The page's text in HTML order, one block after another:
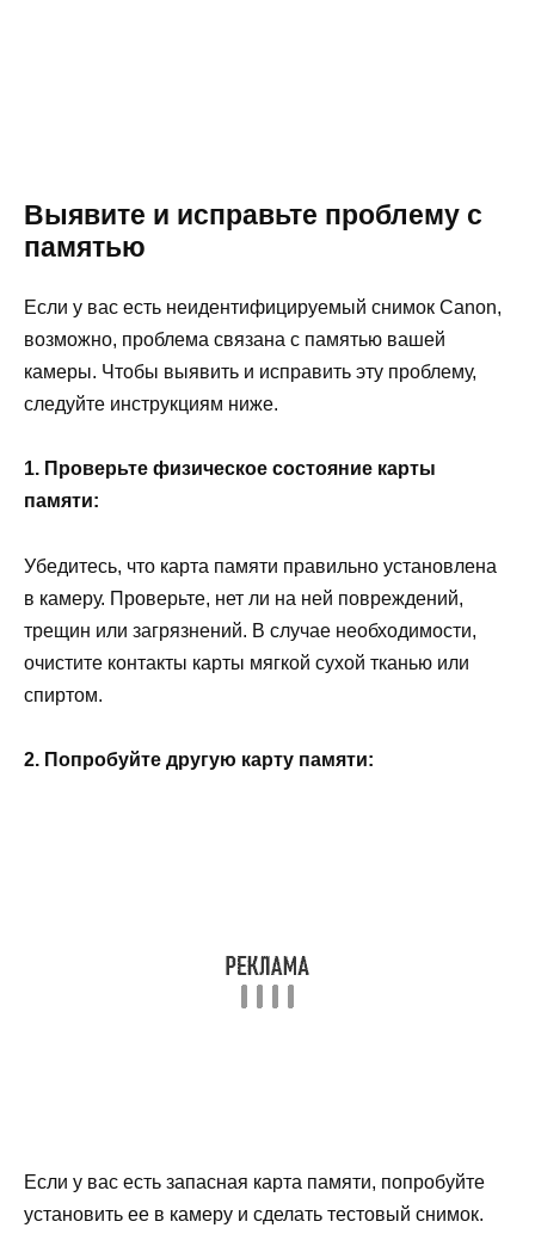
Выявите и исправьте проблему с
памятью
Если у вас есть неидентифицируемый снимок Canon,
возможно, проблема связана с памятью вашей
камеры. Чтобы выявить и исправить эту проблему,
следуйте инструкциям ниже.
1. Проверьте физическое состояние карты
памяти:
Убедитесь, что карта памяти правильно установлена
в камеру. Проверьте, нет ли на ней повреждений,
трещин или загрязнений. В случае необходимости,
очистите контакты карты мягкой сухой тканью или
спиртом.
2. Попробуйте другую карту памяти:
Если у вас есть запасная карта памяти, попробуйте
установить ее в камеру и сделать тестовый снимок.